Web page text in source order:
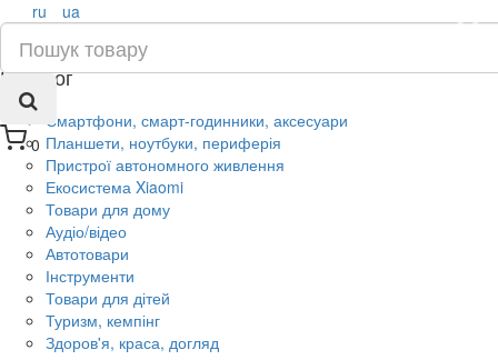
0
×
ru ua
Каталог
Смартфони, смарт-годинники, аксесуари
Планшети, ноутбуки, периферія
Пристрої автономного живлення
Екосистема Xiaomi
Товари для дому
Аудіо/відео
Автотовари
Інструменти
Товари для дітей
Туризм, кемпінг
Здоров'я, краса, догляд